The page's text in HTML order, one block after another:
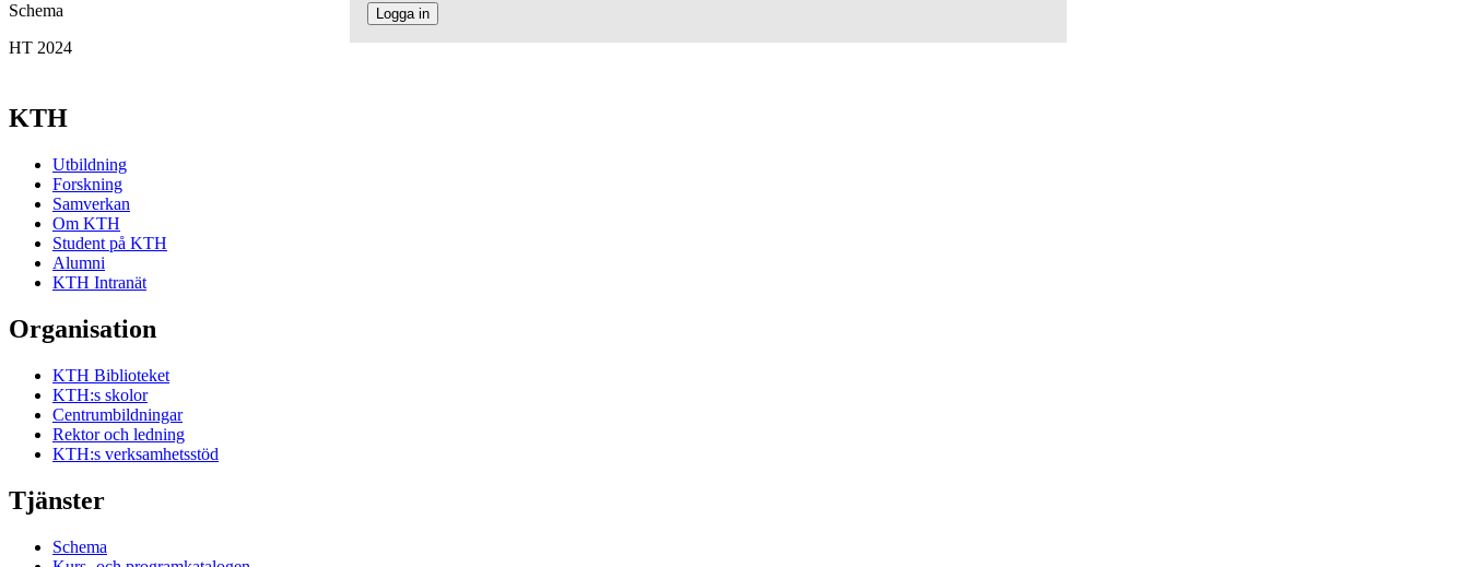
Logga in
Schema
HT 2024
KTH
Utbildning
Forskning
Samverkan
Om KTH
Student på KTH
Alumni
KTH Intranät
Organisation
KTH Biblioteket
KTH:s skolor
Centrumbildningar
Rektor och ledning
KTH:s verksamhetsstöd
Tjänster
Schema